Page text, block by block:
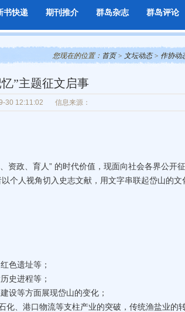
书快递 期刊推介 群岛杂志 群岛评论
您现在的位置： 首页> 文坛动态> 作协动
”主题征文启事
30 12:11:02 信息来源：
政、育人” 的时代价值，现面向社会各界公开
个人视角切入史志文献，用文字串联起岱山的文
色遗址等；
史进程等；
设等方面展现岱山的变化；
、港口物流等支柱产业的突破，传统渔盐业的